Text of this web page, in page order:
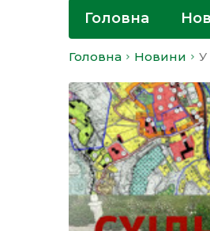
Головна
Головна Новини У